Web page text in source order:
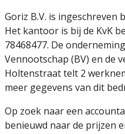
Goriz B.V. is ingeschreven
Het kantoor is bij de KvK
78468477. De
Vennootschap (BV) en de
Holtenstraat telt 2
meer gegevens van dit
Op zoek naar een
benieuwd naar de prijzen